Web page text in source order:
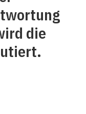
die